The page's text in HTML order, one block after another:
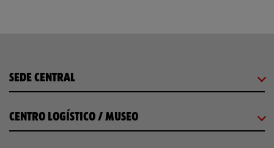
SEDE CENTRAL
CENTRO LOGÍSTICO / MUSEO